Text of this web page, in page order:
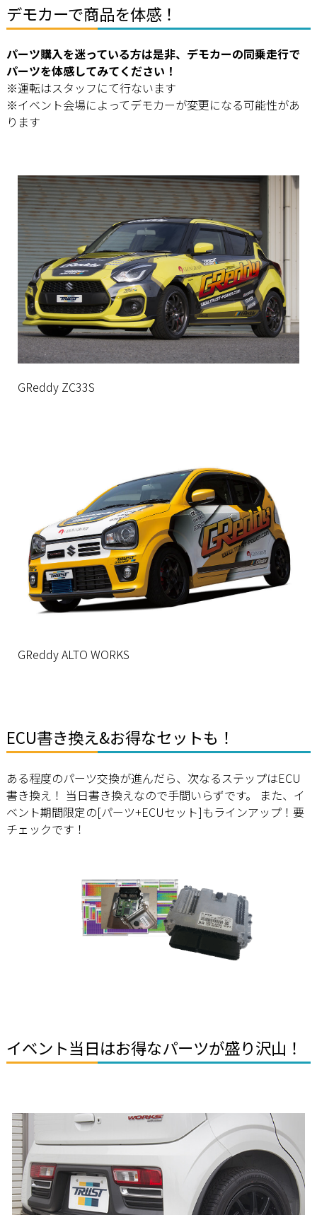
デモカーで商品を体感！
パーツ購入を迷っている方は是非、デモカーの同乗走行で
パーツを体感してみてください！
※運転はスタッフにて行ないます
※イベント会場によってデモカーが変更になる可能性があ
ります
GReddy ZC33S
GReddy ALTO WORKS
ECU書き換え&お得なセットも！
ある程度のパーツ交換が進んだら、次なるステップはECU
書き換え！ 当日書き換えなので手間いらずです。 また、イ
ベント期間限定の[パーツ+ECUセット]もラインアップ！要
チェックです！
イベント当日はお得なパーツが盛り沢山！